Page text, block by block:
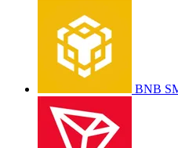
BNB